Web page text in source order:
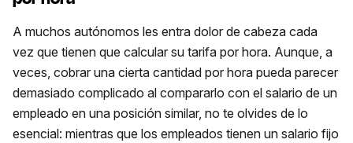
A muchos autónomos les entra dolor de cabeza cada
vez que tienen que calcular su tarifa por hora. Aunque, a
veces, cobrar una cierta cantidad por hora pueda parecer
demasiado complicado al compararlo con el salario de un
empleado en una posición similar, no te olvides de lo
esencial: mientras que los empleados tienen un salario fijo